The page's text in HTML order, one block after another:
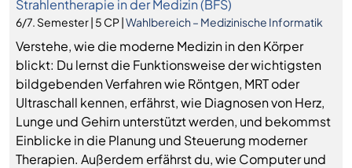
Strahlentherapie in der Medizin (BFS)
6/7. Semester | 5 CP |Wahlbereich – Medizinische Informatik
Verstehe, wie die moderne Medizin in den Körper
blickt: Du lernst die Funktionsweise der wichtigsten
bildgebenden Verfahren wie Röntgen, MRT oder
Ultraschall kennen, erfährst, wie Diagnosen von Herz,
Lunge und Gehirn unterstützt werden, und bekommst
Einblicke in die Planung und Steuerung moderner
Therapien. Außerdem erfährst du, wie Computer und